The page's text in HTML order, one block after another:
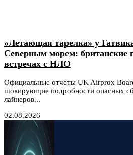
«Летающая тарелка» у
Северным морем: британские
встречах с НЛО
Официальные отчеты UK Airprox
шокирующие подробности опасных
лайнеров...
02.08.2026